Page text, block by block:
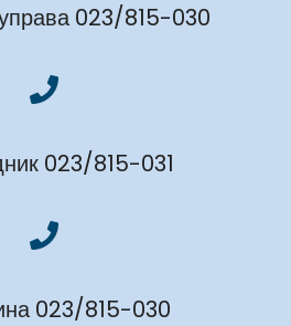
023/815-030
023/815-031
023/815-030